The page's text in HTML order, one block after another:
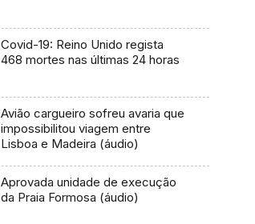
Covid-19: Reino Unido regista
468 mortes nas últimas 24 horas
Avião cargueiro sofreu avaria que
impossibilitou viagem entre
Lisboa e Madeira (áudio)
Aprovada unidade de execução
da Praia Formosa (áudio)